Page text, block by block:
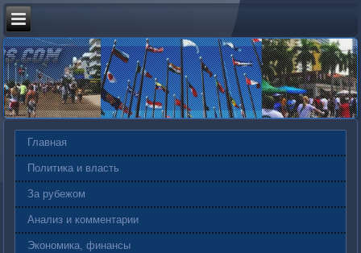
Главная
Политика и власть
За рубежом
Анализ и комментарии
Экономика, финансы